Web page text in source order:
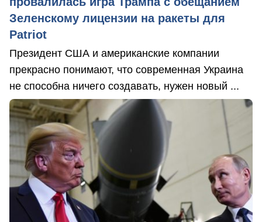
Зеленскому лицензии на ракеты для
Patriot
Президент США и американские компании
прекрасно понимают, что современная Украина
не способна ничего создавать, нужен новый ...